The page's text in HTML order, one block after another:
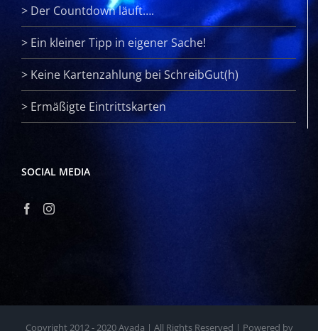
> Der Countdown läuft….
> Ein kleiner Tipp in eigener Sache!
> Keine Kartenzahlung bei SchreibGut(h)
> Ermäßigte Eintrittskarten
SOCIAL MEDIA
Copyright 2012 - 2020 Avada | All Rights Reserved | Powered by